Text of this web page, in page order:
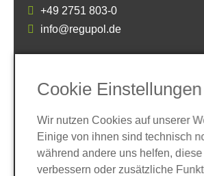
+49 2751 803-0
info@regupol.de
SOCIAL MEDIA
Cookie Einstellungen
Wir nutzen Cookies auf unserer
Einige von ihnen sind technisch
während andere uns helfen,
verbessern oder zusätzliche